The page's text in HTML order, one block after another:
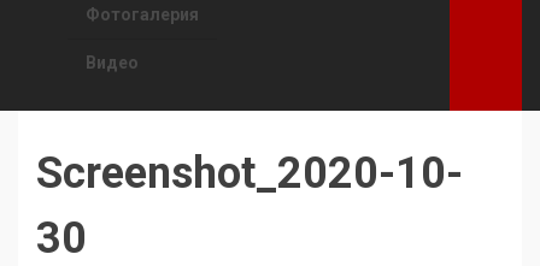
Фотогалерия
Видео
Screenshot_2020-10-
30